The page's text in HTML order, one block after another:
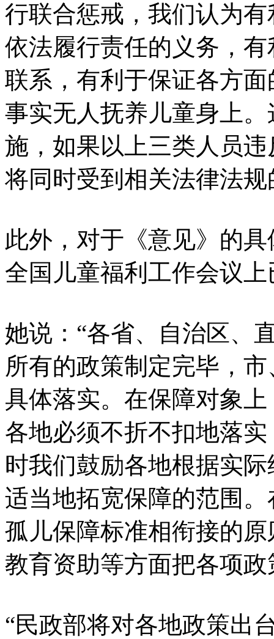
行联合惩戒，我们认为
依法履行责任的义务，
联系，有利于保证各方
事实无人抚养儿童身上
施，如果以上三类人员
将同时受到相关法律法规
此外，对于《意见》的
全国儿童福利工作会议
她说：“各省、自治区、
所有的政策制定完毕，
具体落实。在保障对象
各地必须不折不扣地落
时我们鼓励各地根据实
适当地拓宽保障的范围
孤儿保障标准相衔接的
教育资助等方面把各项
“民政部将对各地政策出